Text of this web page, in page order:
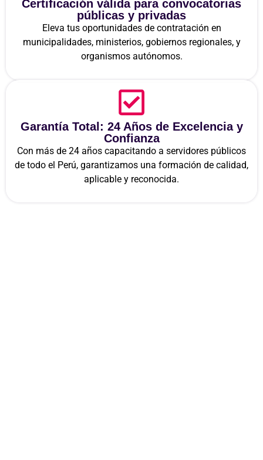
Certificación válida para convocatorias
públicas y privadas
Eleva tus oportunidades de contratación en
municipalidades, ministerios, gobiernos regionales, y
organismos autónomos.
Garantía Total: 24 Años de Excelencia y
Confianza
Con más de 24 años capacitando a servidores públicos
de todo el Perú, garantizamos una formación de calidad,
aplicable y reconocida.